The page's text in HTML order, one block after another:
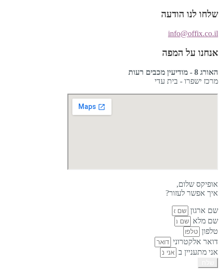
שלחו לנו הודעה
info@offix.co.il
אנחנו על המפה
האורג 8 - מודיעין מכבים רעות
מרכז ישפרו - בית עדי
אופיקס שלום,
איך אפשר לעזור?
שם ארגון
שם מלא
טלפון
דואר אלקטרוני
אני מתעניין ב